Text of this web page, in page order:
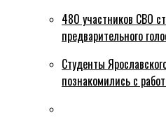
480 участников СВО
предварительного
Студенты
познакомились с